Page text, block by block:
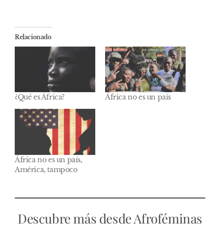
Relacionado
¿Qué es África? África no es un país
África no es un país,
América, tampoco
Descubre más desde Afroféminas